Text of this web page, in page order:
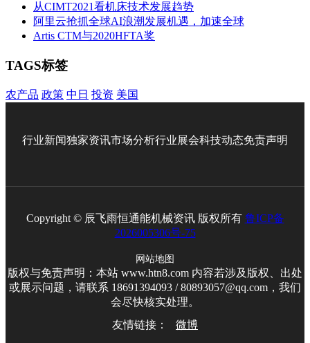
从CIMT2021看机床技术发展趋势
阿里云抢抓全球AI浪潮发展机遇，加速全球
Artis CTM与2020HFTA奖
TAGS标签
农产品 政策 中日 投资 美国
行业新闻独家资讯市场分析行业展会科技动态免责声明
Copyright © 辰飞雨恒通能机械资讯 版权所有 鲁ICP备
2026005306号-75
网站地图
版权与免责声明：本站 www.htn8.com 内容若涉及版权、出处
或展示问题，请联系 18691394093 / 80893057@qq.com，我们
会尽快核实处理。
友情链接：
微博